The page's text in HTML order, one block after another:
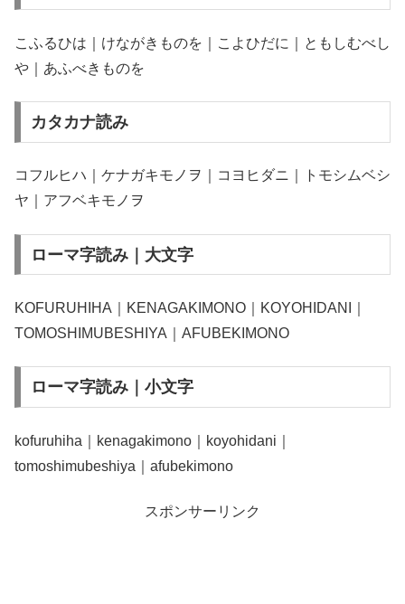
こふるひは｜けながきものを｜こよひだに｜ともしむべし
や｜あふべきものを
カタカナ読み
コフルヒハ｜ケナガキモノヲ｜コヨヒダニ｜トモシムベシ
ヤ｜アフベキモノヲ
ローマ字読み｜大文字
KOFURUHIHA｜KENAGAKIMONO｜KOYOHIDANI｜
TOMOSHIMUBESHIYA｜AFUBEKIMONO
ローマ字読み｜小文字
kofuruhiha｜kenagakimono｜koyohidani｜
tomoshimubeshiya｜afubekimono
スポンサーリンク